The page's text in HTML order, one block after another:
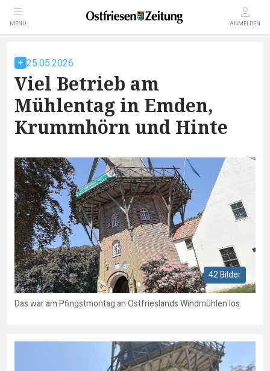
MENÜ ANMELDEN
25.05.2026
Viel Betrieb am
Mühlentag in Emden,
Krummhörn und Hinte
42 Bilder
Das war am Pfingstmontag an Ostfrieslands Windmühlen los.